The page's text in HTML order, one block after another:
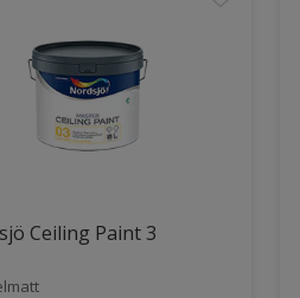
Ceiling Paint 3